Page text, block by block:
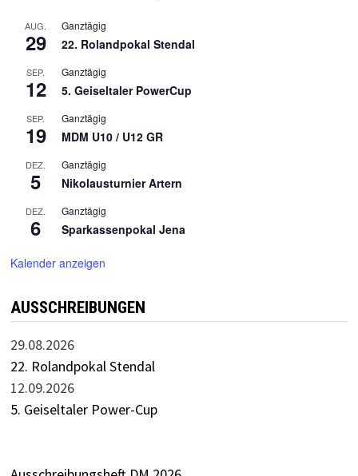
AUG.
29
Ganztägig
22. Rolandpokal Stendal
SEP.
12
Ganztägig
5. Geiseltaler PowerCup
SEP.
19
Ganztägig
MDM U10 / U12 GR
DEZ.
5
Ganztägig
Nikolausturnier Artern
DEZ.
6
Ganztägig
Sparkassenpokal Jena
Kalender anzeigen
AUSSCHREIBUNGEN
29.08.2026
22. Rolandpokal Stendal
12.09.2026
5. Geiseltaler Power-Cup